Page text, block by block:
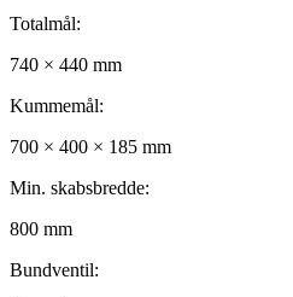
Totalmål:
740 × 440 mm
Kummemål:
700 × 400 × 185 mm
Min. skabsbredde:
800 mm
Bundventil: